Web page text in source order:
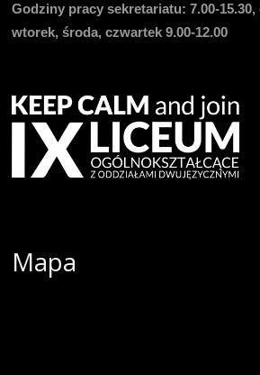
Godziny pracy sekretariatu: 7.00-
wtorek, środa, czwartek 9.00-12.00
Mapa